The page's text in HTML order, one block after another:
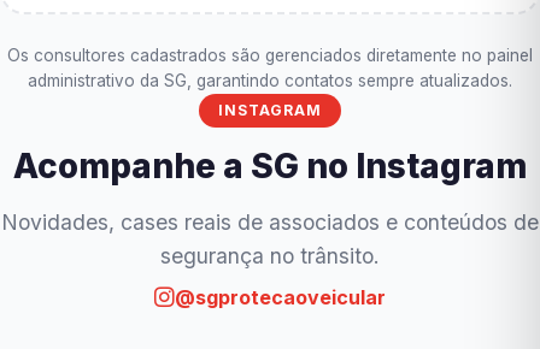
Os consultores cadastrados são gerenciados diretamente no painel
administrativo da SG, garantindo contatos sempre atualizados.
INSTAGRAM
Acompanhe a SG no Instagram
Novidades, cases reais de associados e conteúdos de
segurança no trânsito.
@sgprotecaoveicular